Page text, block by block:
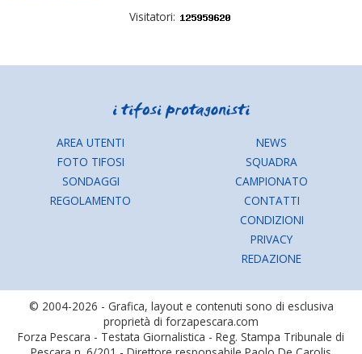
Visitatori:
AREA UTENTI
FOTO TIFOSI
SONDAGGI
REGOLAMENTO
NEWS
SQUADRA
CAMPIONATO
CONTATTI
CONDIZIONI
PRIVACY
REDAZIONE
© 2004-2026 - Grafica, layout e contenuti sono di esclusiva
proprietà di forzapescara.com
Forza Pescara - Testata Giornalistica - Reg. Stampa Tribunale di